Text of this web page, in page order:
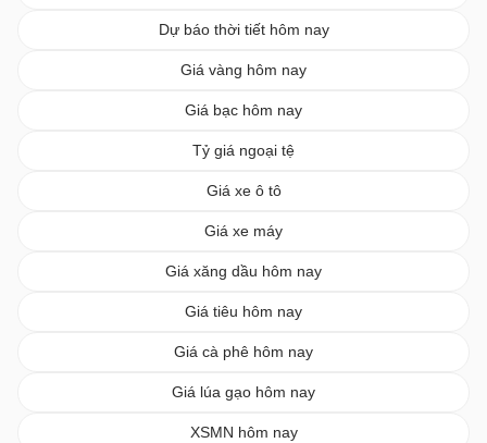
Dự báo thời tiết hôm nay
Giá vàng hôm nay
Giá bạc hôm nay
Tỷ giá ngoại tệ
Giá xe ô tô
Giá xe máy
Giá xăng dầu hôm nay
Giá tiêu hôm nay
Giá cà phê hôm nay
Giá lúa gạo hôm nay
XSMN hôm nay